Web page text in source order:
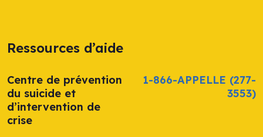
Ressources d’aide
Centre de prévention
du suicide et
d’intervention de
crise
1-866-APPELLE (277-
3553)